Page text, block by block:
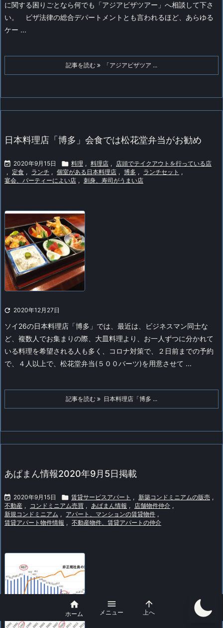
に関する困りごとなら何でも「アジアビザツアー」へ相談して下さ
い。
ビザ法律の総合デパートメントとも言われるほど、あらゆる
ケー ...
記事を読む 「アジアビザツア ...
日本料理店「博多」会食では松花堂弁当がお勧め
 2020年9月15日  料理 , 料理店 , 店頭でテイクアウトを行っている店
, 定食 , ランチ , 個室がある日本料理店 , 博多 , ランチセット ,
宴会、パーティーによい店 , 刺身、寿司がうまい店
 2020年12月27日
ソイ26の日本料理店「博多」では、最近は、ビジネスマン同士な
ど、複数人でお集まりの際、大皿料理より、お一人ずつに分かれて
いる料理を希望される人も多く、コロナ対策で、２日前までの予約
で、４人以上で、松花堂弁当(５００バーツ)を用意させて ...
記事を読む 日本料理店「博多 ...
あぱまん情報2020年9月5日掲載
 2020年9月15日  賃貸サービスアパート , 新築コンドミニアムの販売 ,
不動産 , コンドミニアム売買 , あぱまん情報 , 店舗物件仲介 ,
新規コンドミニアム , アパート、マンションの賃貸物件 ,
賃貸アパート物件情報 , 不動産物件、賃貸アパートの仲介

ホーム

メニュー

上へ